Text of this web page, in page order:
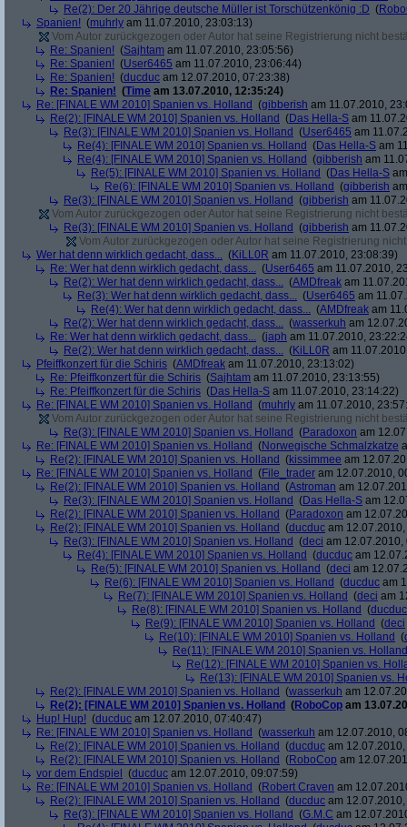
Re(2): Der 20 Jährige deutsche Müller ist Torschützenkönig :D (
Spanien! (muhrly am 11.07.2010, 23:03:13)
Vom Autor zurückgezogen oder Autor hat seine Registrierung nicht
Re: Spanien! (Sajhtam am 11.07.2010, 23:05:56)
Re: Spanien! (User6465 am 11.07.2010, 23:06:44)
Re: Spanien! (ducduc am 12.07.2010, 07:23:38)
Re: Spanien! (Time am 13.07.2010, 12:35:24)
Re: [FINALE WM 2010] Spanien vs. Holland (gibberish am 11.07.2010,
Re(2): [FINALE WM 2010] Spanien vs. Holland (Das Hella-S am
Re(3): [FINALE WM 2010] Spanien vs. Holland (User6465 am
Re(4): [FINALE WM 2010] Spanien vs. Holland (Das Hella-S am
Re(4): [FINALE WM 2010] Spanien vs. Holland (gibberish am
Re(5): [FINALE WM 2010] Spanien vs. Holland (Das Hella-S
Re(6): [FINALE WM 2010] Spanien vs. Holland (gibberish
Re(3): [FINALE WM 2010] Spanien vs. Holland (gibberish am
Vom Autor zurückgezogen oder Autor hat seine Registrierung nicht
Re(3): [FINALE WM 2010] Spanien vs. Holland (gibberish am
Vom Autor zurückgezogen oder Autor hat seine Registrierung
Wer hat denn wirklich gedacht, dass... (KiLL0R am 11.07.2010, 23:08:39)
Re: Wer hat denn wirklich gedacht, dass... (User6465 am 11.07.2010,
Re(2): Wer hat denn wirklich gedacht, dass... (AMDfreak am
Re(3): Wer hat denn wirklich gedacht, dass... (User6465 am
Re(4): Wer hat denn wirklich gedacht, dass... (AMDfreak am
Re(2): Wer hat denn wirklich gedacht, dass... (wasserkuh am
Re: Wer hat denn wirklich gedacht, dass... (japh am 11.07.2010,
Re(2): Wer hat denn wirklich gedacht, dass... (KiLL0R am
Pfeiffkonzert für die Schiris (AMDfreak am 11.07.2010, 23:13:02)
Re: Pfeiffkonzert für die Schiris (Sajhtam am 11.07.2010, 23:13:55)
Re: Pfeiffkonzert für die Schiris (Das Hella-S am 11.07.2010, 23:14:22)
Re: [FINALE WM 2010] Spanien vs. Holland (muhrly am 11.07.2010,
Vom Autor zurückgezogen oder Autor hat seine Registrierung nicht
Re(3): [FINALE WM 2010] Spanien vs. Holland (Paradoxon am
Re: [FINALE WM 2010] Spanien vs. Holland (Norwegische Schmalzkatze
Re(2): [FINALE WM 2010] Spanien vs. Holland (kissimmee am
Re: [FINALE WM 2010] Spanien vs. Holland (File_trader am 12.07.2010,
Re(2): [FINALE WM 2010] Spanien vs. Holland (Astroman am
Re(3): [FINALE WM 2010] Spanien vs. Holland (Das Hella-S am
Re(2): [FINALE WM 2010] Spanien vs. Holland (Paradoxon am
Re(2): [FINALE WM 2010] Spanien vs. Holland (ducduc am
Re(3): [FINALE WM 2010] Spanien vs. Holland (deci am 12.07.2010,
Re(4): [FINALE WM 2010] Spanien vs. Holland (ducduc am
Re(5): [FINALE WM 2010] Spanien vs. Holland (deci am
Re(6): [FINALE WM 2010] Spanien vs. Holland (ducduc am
Re(7): [FINALE WM 2010] Spanien vs. Holland (deci am
Re(8): [FINALE WM 2010] Spanien vs. Holland (ducduc
Re(9): [FINALE WM 2010] Spanien vs. Holland (deci
Re(10): [FINALE WM 2010] Spanien vs. Holland (
Re(11): [FINALE WM 2010] Spanien vs. Holland
Re(12): [FINALE WM 2010] Spanien vs.
Re(13): [FINALE WM 2010] Spanien vs.
Re(2): [FINALE WM 2010] Spanien vs. Holland (wasserkuh am
Re(2): [FINALE WM 2010] Spanien vs. Holland (RoboCop am
Hup! Hup! (ducduc am 12.07.2010, 07:40:47)
Re: [FINALE WM 2010] Spanien vs. Holland (wasserkuh am 12.07.2010,
Re(2): [FINALE WM 2010] Spanien vs. Holland (ducduc am
Re(2): [FINALE WM 2010] Spanien vs. Holland (RoboCop am
vor dem Endspiel
(ducduc am 12.07.2010, 09:07:59)
Re: [FINALE WM 2010] Spanien vs. Holland (Robert Craven am
Re(2): [FINALE WM 2010] Spanien vs. Holland (ducduc am
Re(3): [FINALE WM 2010] Spanien vs. Holland (G.M.C am